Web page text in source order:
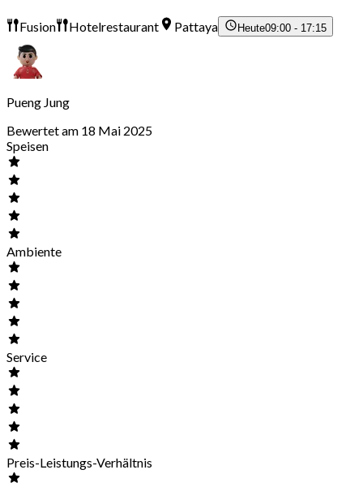
Fusion Hotelrestaurant Pattaya Heute09:00 - 17:15
Pueng Jung
Bewertet am 18 Mai 2025
Speisen
Ambiente
Service
Preis-Leistungs-Verhältnis